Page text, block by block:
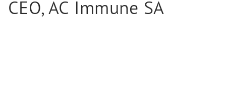
CEO,AC Immune SA